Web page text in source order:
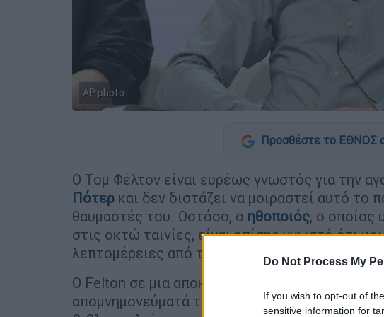
Do Not Process My
If you wish to opt-out of
sensitive information for
AP photo
Προσθέστε το ΕΘΝΟΣ
Ο Τομ Φέλτον είναι ευρέως γνωστός για την
Πότερ και δεν διστάζει να μοιραστεί αυτό το
θαυμαστές του. Ωστόσο, ο ηθοποιός, ο οποίος
στις οκτώ ταινίες, είναι επίσης γνωστό ότι
λεπτομέρειες από την προσωπική του ζωή.
Ο Felton σε μια αποκαλυπτική συνέντευξη στον
απομνημονεύματά του, τα οποία πρόκειται να